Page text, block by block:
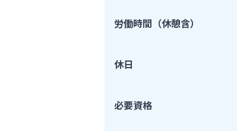
労働時間（休憩含）
休日
必要資格